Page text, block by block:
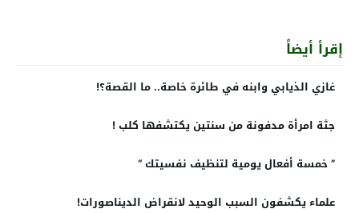
إقرأ أيضاً
غازي الذيابي وابنه في طائرة خاصة.. ما القصة؟!
جثة امرأة مدفونة من سنتين يكتشفها كلب !
” خمسة أفعال يومية لتنظيف نفسيتك “
علماء يكشفون السبب الوحيد لانقراض الديناصورات!